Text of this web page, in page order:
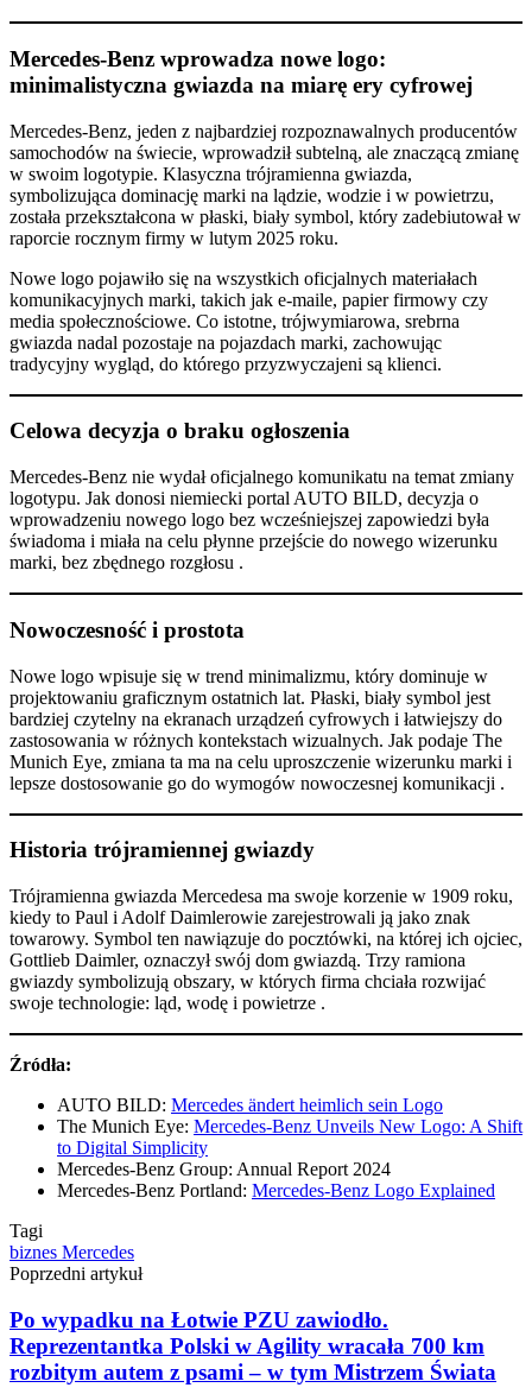
Mercedes-Benz wprowadza nowe logo:
minimalistyczna gwiazda na miarę ery cyfrowej
Mercedes-Benz, jeden z najbardziej rozpoznawalnych producentów
samochodów na świecie, wprowadził subtelną, ale znaczącą zmianę
w swoim logotypie. Klasyczna trójramienna gwiazda,
symbolizująca dominację marki na lądzie, wodzie i w powietrzu,
została przekształcona w płaski, biały symbol, który zadebiutował w
raporcie rocznym firmy w lutym 2025 roku.
Nowe logo pojawiło się na wszystkich oficjalnych materiałach
komunikacyjnych marki, takich jak e-maile, papier firmowy czy
media społecznościowe. Co istotne, trójwymiarowa, srebrna
gwiazda nadal pozostaje na pojazdach marki, zachowując
tradycyjny wygląd, do którego przyzwyczajeni są klienci.
Celowa decyzja o braku ogłoszenia
Mercedes-Benz nie wydał oficjalnego komunikatu na temat zmiany
logotypu. Jak donosi niemiecki portal AUTO BILD, decyzja o
wprowadzeniu nowego logo bez wcześniejszej zapowiedzi była
świadoma i miała na celu płynne przejście do nowego wizerunku
marki, bez zbędnego rozgłosu .
Nowoczesność i prostota
Nowe logo wpisuje się w trend minimalizmu, który dominuje w
projektowaniu graficznym ostatnich lat. Płaski, biały symbol jest
bardziej czytelny na ekranach urządzeń cyfrowych i łatwiejszy do
zastosowania w różnych kontekstach wizualnych. Jak podaje The
Munich Eye, zmiana ta ma na celu uproszczenie wizerunku marki i
lepsze dostosowanie go do wymogów nowoczesnej komunikacji .
Historia trójramiennej gwiazdy
Trójramienna gwiazda Mercedesa ma swoje korzenie w 1909 roku,
kiedy to Paul i Adolf Daimlerowie zarejestrowali ją jako znak
towarowy. Symbol ten nawiązuje do pocztówki, na której ich ojciec,
Gottlieb Daimler, oznaczył swój dom gwiazdą. Trzy ramiona
gwiazdy symbolizują obszary, w których firma chciała rozwijać
swoje technologie: ląd, wodę i powietrze .
Źródła:
AUTO BILD: Mercedes ändert heimlich sein Logo
The Munich Eye: Mercedes-Benz Unveils New Logo: A Shift
to Digital Simplicity
Mercedes-Benz Group: Annual Report 2024
Mercedes-Benz Portland: Mercedes-Benz Logo Explained
Tagi
biznes Mercedes
Poprzedni artykuł
Po wypadku na Łotwie PZU zawiodło.
Reprezentantka Polski w Agility wracała 700 km
rozbitym autem z psami – w tym Mistrzem Świata